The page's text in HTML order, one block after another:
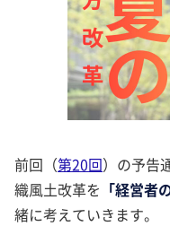
前回（第20回）の予告
織風土改革を 「経営者
緒に考えていきます。